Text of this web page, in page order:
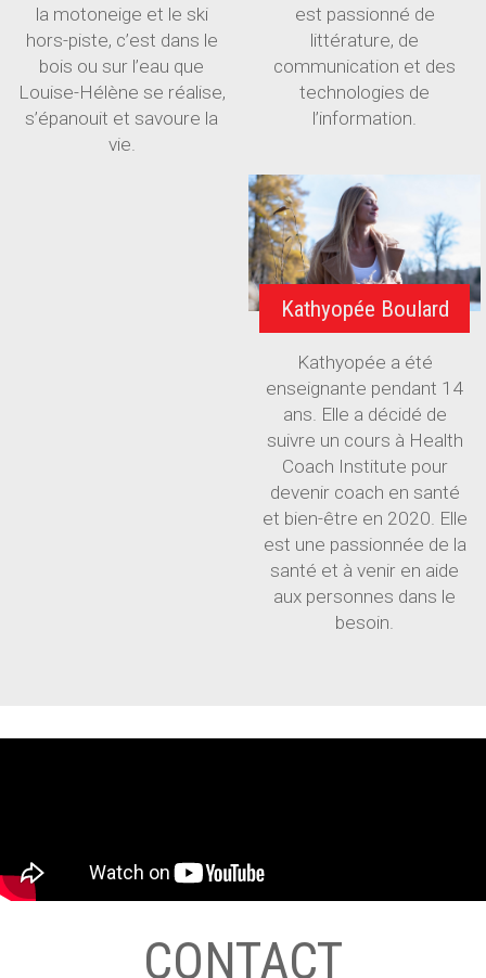
la motoneige et le ski
hors-piste, c’est dans le
bois ou sur l’eau que
Louise-Hélène se réalise,
s’épanouit et savoure la
vie.
est passionné de
littérature, de
communication et des
technologies de
l’information.
Kathyopée Boulard
Kathyopée a été
enseignante pendant 14
ans. Elle a décidé de
suivre un cours à Health
Coach Institute pour
devenir coach en santé
et bien-être en 2020. Elle
est une passionnée de la
santé et à venir en aide
aux personnes dans le
besoin.
CONTACT